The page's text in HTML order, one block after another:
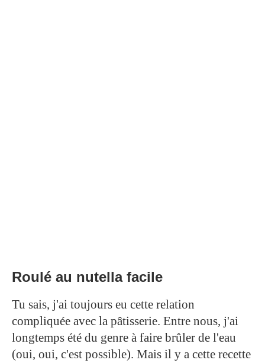
Roulé au nutella facile
Tu sais, j'ai toujours eu cette relation
compliquée avec la pâtisserie. Entre nous, j'ai
longtemps été du genre à faire brûler de l'eau
(oui, oui, c'est possible). Mais il y a cette recette